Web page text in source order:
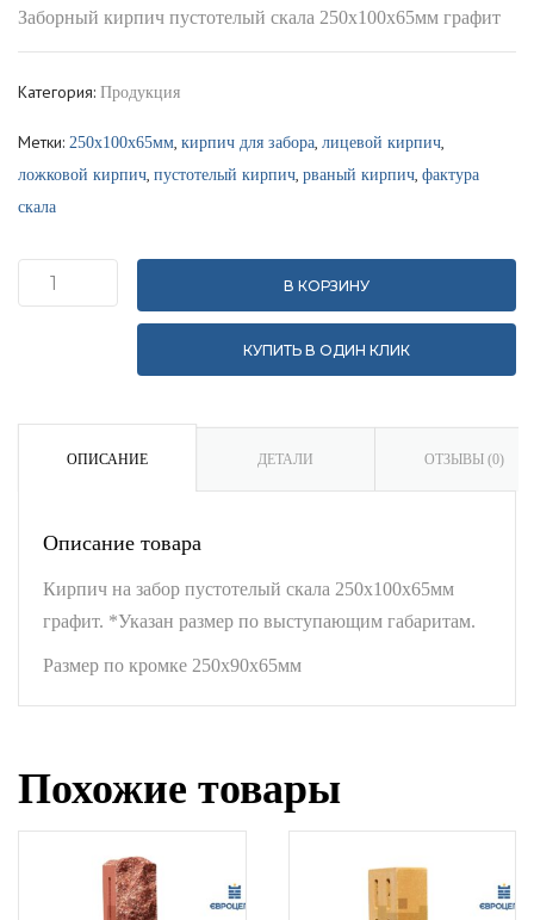
Заборный кирпич пустотелый скала 250x100x65мм графит
Категория: Продукция
Метки: 250x100x65мм, кирпич для забора, лицевой кирпич,
ложковой кирпич, пустотелый кирпич, рваный кирпич, фактура
скала
Количество
пустотелый
В КОРЗИНУ
КУПИТЬ В ОДИН КЛИК
ОПИСАНИЕ ДЕТАЛИ ОТЗЫВЫ (0)
Описание товара
Кирпич на забор пустотелый скала 250x100x65мм
графит. *Указан размер по выступающим габаритам.
Размер по кромке 250х90х65мм
Похожие товары